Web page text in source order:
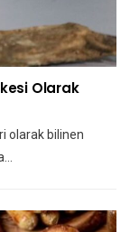
Olarak
olarak bilinen